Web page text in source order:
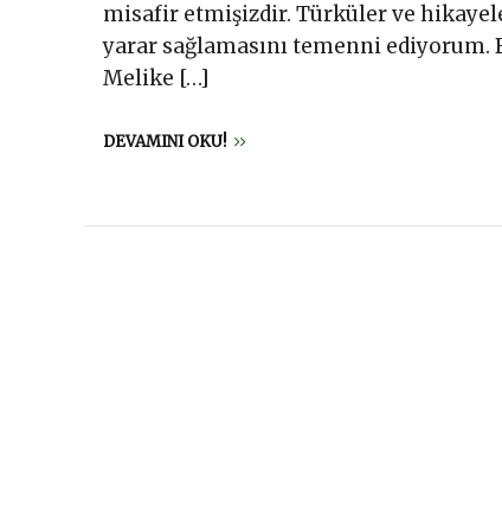
misafir etmişizdir. Türküler ve
yarar sağlamasını temenni
Melike […]
DEVAMINI OKU!